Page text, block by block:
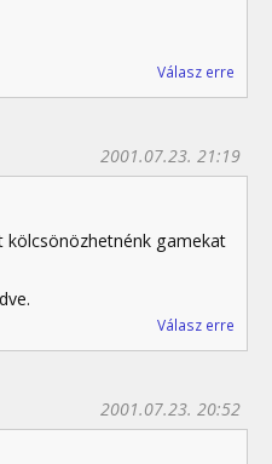
Válasz erre
2001.07.23. 21:19
kölcsönözhetnénk gamekat
Válasz erre
2001.07.23. 20:52